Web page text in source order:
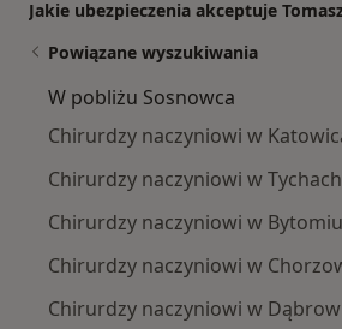
Jakie ubezpieczenia akceptuje
Powiązane wyszukiwania
W pobliżu Sosnowca
Chirurdzy naczyniowi w
Chirurdzy naczyniowi w Tychach
Chirurdzy naczyniowi w Bytomiu
Chirurdzy naczyniowi w
Chirurdzy naczyniowi w